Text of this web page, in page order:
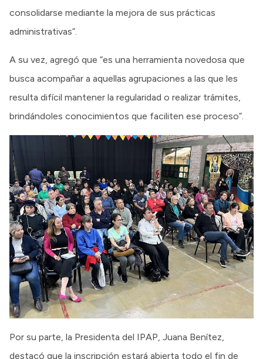
consolidarse mediante la mejora de sus prácticas
administrativas”.
A su vez, agregó que “es una herramienta novedosa que
busca acompañar a aquellas agrupaciones a las que les
resulta difícil mantener la regularidad o realizar trámites,
brindándoles conocimientos que faciliten ese proceso”.
Por su parte, la Presidenta del IPAP, Juana Benítez,
destacó que la inscripción estará abierta todo el fin de